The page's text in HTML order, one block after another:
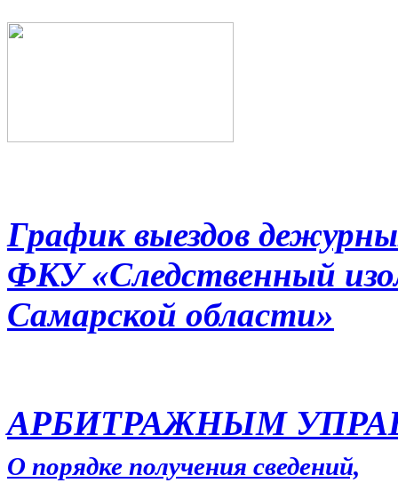
График выездов
ФКУ «Следственный
Самарской области»
АРБИТРАЖНЫМ
О порядке получения сведений,